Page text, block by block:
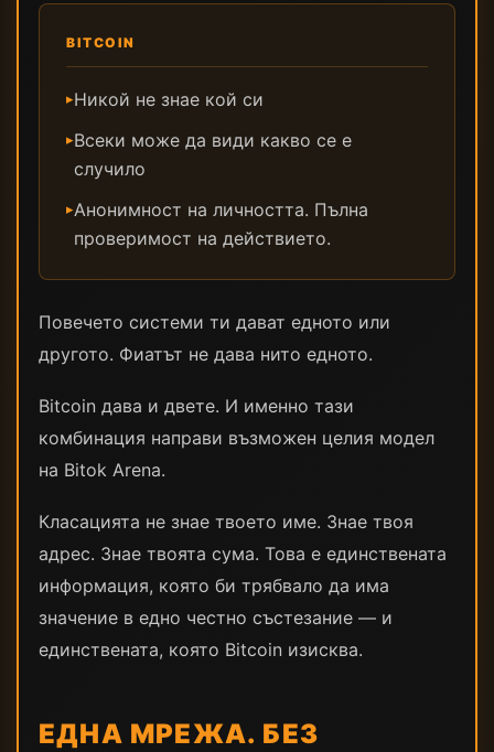
BITCOIN
▸Никой не знае кой си
▸Всеки може да види какво се е
случило
▸Анонимност на личността. Пълна
проверимост на действието.
Повечето системи ти дават едното или
другото. Фиатът не дава нито едното.
Bitcoin дава и двете. И именно тази
комбинация направи възможен целия модел
на Bitok Arena.
Класацията не знае твоето име. Знае твоя
адрес. Знае твоята сума. Това е единствената
информация, която би трябвало да има
значение в едно честно състезание — и
единствената, която Bitcoin изисква.
ЕДНА МРЕЖА. БЕЗ